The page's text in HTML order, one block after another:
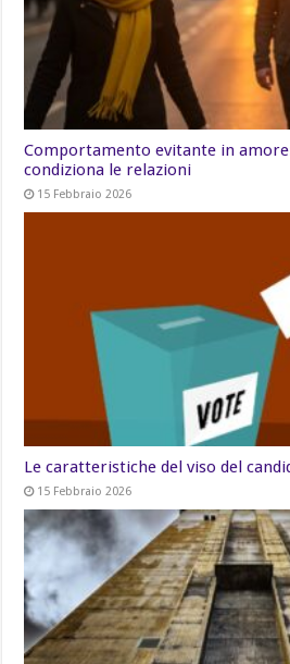
Comportamento evitante in
condiziona le relazioni
15 Febbraio 2026
Le caratteristiche del viso del
15 Febbraio 2026